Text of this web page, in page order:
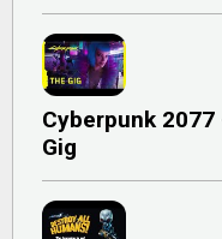
Cyberpunk
Gig